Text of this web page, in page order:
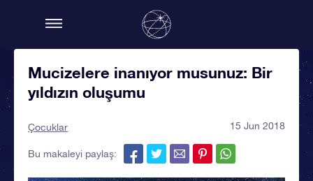
Mucizelere inanıyor musunuz: Bir
yıldızın oluşumu
Çocuklar 15 Jun 2018
Bu makaleyi paylaş: